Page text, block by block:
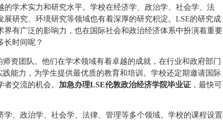
学术实力和研究水平。学校在经济学、政治学、社会学、法
研究、环境研究等领域也有着深厚的研究积淀。LSE的研究成
有广泛的影响力，也在国际社会和政治经济体系中扮演着重要
长时间呢？
资团队。他们在学术领域有着卓越的成就，在行业和政府部门
能力，为学生提供最优质的教育和培训。学校还定期邀请国际
交流的机会。 加急办理LSE伦敦政治经济学院毕业证 ，最快可
、政治学、社会学、法律、管理等多个领域。学校的课程设置